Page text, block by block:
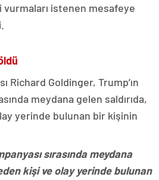
istenen mesafeye
Richard Goldinger, Trump’ın
meydana gelen saldırıda,
yerinde bulunan bir kişinin
sırasında meydana
kişi ve olay yerinde bulunan